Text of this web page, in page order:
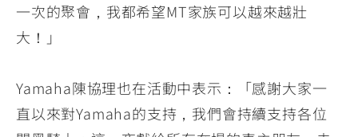
一次的聚會，我都希望MT家族可以越來越壯
大！」
Yamaha陳協理也在活動中表示：「感謝大家一
直以來對Yamaha的支持，我們會持續支持各位